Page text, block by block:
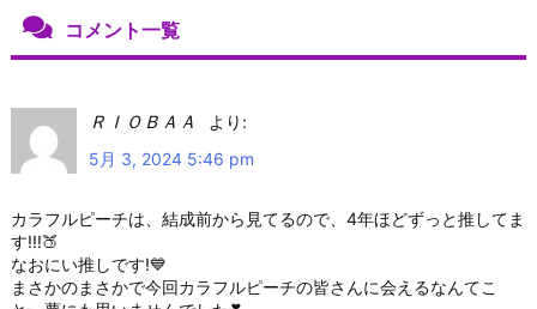
コメント一覧
ＲＩＯＢＡＡ
より:
5月 3, 2024 5:46 pm
カラフルピーチは、結成前から見てるので、4年ほどずっと推してま
す!!!🍑
なおにい推しです!💙
まさかのまさかで今回カラフルピーチの皆さんに会えるなんてこ